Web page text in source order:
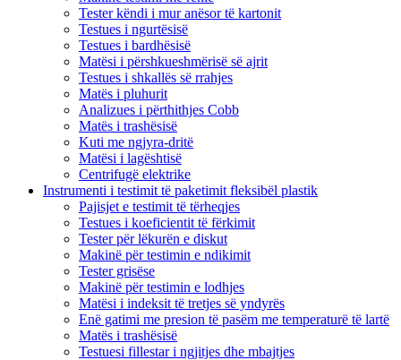
Tester këndi i mur anësor të kartonit
Testues i ngurtësisë
Testues i bardhësisë
Matësi i përshkueshmërisë së ajrit
Testues i shkallës së rrahjes
Matës i pluhurit
Analizues i përthithjes Cobb
Matës i trashësisë
Kuti me ngjyra-dritë
Matësi i lagështisë
Centrifugë elektrike
Instrumenti i testimit të paketimit fleksibël plastik
Pajisjet e testimit të tërheqjes
Testues i koeficientit të fërkimit
Tester për lëkurën e diskut
Makinë për testimin e ndikimit
Tester grisëse
Makinë për testimin e lodhjes
Matësi i indeksit të tretjes së yndyrës
Enë gatimi me presion të pasëm me temperaturë të lartë
Matës i trashësisë
Testuesi fillestar i ngjitjes dhe mbajtjes